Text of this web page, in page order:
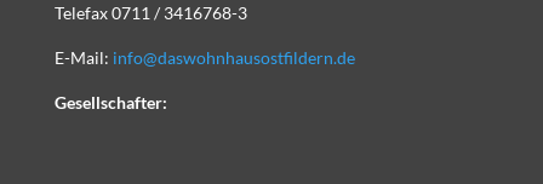
Telefax 0711 / 3416768-3
E-Mail: info@daswohnhausostfildern.de
Gesellschafter: